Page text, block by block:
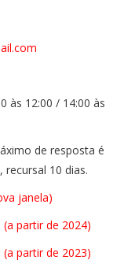
às 12:00 / 14:00 às
de resposta é
10 dias.
janela)
partir de 2024)
partir de 2023)